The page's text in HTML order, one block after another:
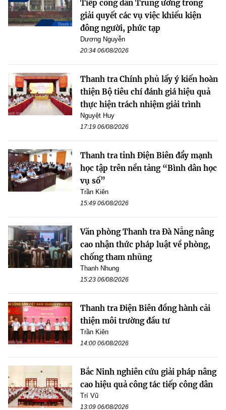
Tiếp công dân Trung ương trong
giải quyết các vụ việc khiếu kiện
đông người, phức tạp
Dương Nguyễn
20:34 06/08/2026
Thanh tra Chính phủ lấy ý kiến hoàn
thiện Bộ tiêu chí đánh giá hiệu quả
thực hiện trách nhiệm giải trình
Nguyệt Huy
17:19 06/08/2026
Thanh tra tỉnh Điện Biên đẩy mạnh
học tập trên nền tảng “Bình dân học
vụ số”
Trần Kiên
15:49 06/08/2026
Văn phòng Thanh tra Đà Nẵng nâng
cao nhận thức pháp luật về phòng,
chống tham nhũng
Thanh Nhung
15:23 06/08/2026
Thanh tra Điện Biên đồng hành cải
thiện môi trường đầu tư
Trần Kiên
14:00 06/08/2026
Bắc Ninh nghiên cứu giải pháp nâng
cao hiệu quả công tác tiếp công dân
Trí Vũ
13:09 06/08/2026